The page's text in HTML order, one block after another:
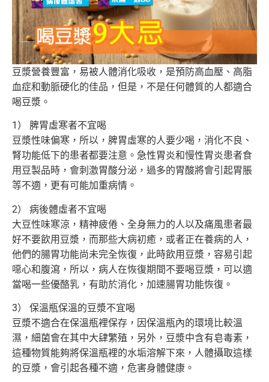
豆漿營養豐富，易被人體消化吸收，是預防高血壓、高脂
血症和動脈硬化的佳品，但是，不是任何體質的人都適合
喝豆漿。
1） 脾胃虛寒者不宜喝
豆漿性味偏寒，所以，脾胃虛寒的人要少喝，消化不良、
腎功能低下的患者都要注意。急性胃炎和慢性胃炎患者食
用豆製品時，會刺激胃酸分泌，過多的胃酸將會引起胃脹
等不適，更有可能加重病情。
2） 病後體虛者不宜喝
大豆性味寒涼，精神疲倦、全身無力的人以及痛風患者最
好不要飲用豆漿，而那些大病初癒，或者正在養病的人，
他們的腸胃功能尚未完全恢復，此時飲用豆漿，容易引起
噁心和腹瀉，所以，病人在恢復期間不要喝豆漿，可以適
當喝一些優酪乳，有助於消化，加速腸胃功能恢復。
3） 保溫瓶保溫的豆漿不宜喝
豆漿不適合在保溫瓶裡保存，因保溫瓶內的環境比較溫
濕，細菌會在其中大肆繁殖，另外，豆漿中含有皂毒素，
這種物質能夠將保溫瓶裡的水垢溶解下來，人體攝取這樣
的豆漿，會引起各種不適，危害身體健康。